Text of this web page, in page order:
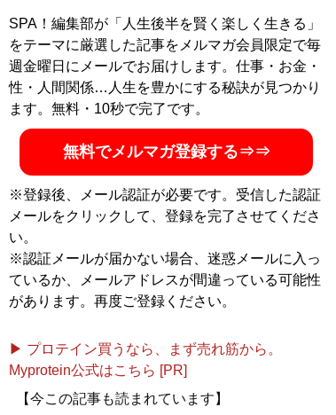
SPA！編集部が「人生後半を賢く楽しく生きる」
をテーマに厳選した記事をメルマガ会員限定で毎
週金曜日にメールでお届けします。仕事・お金・
性・人間関係…人生を豊かにする秘訣が見つかり
ます。無料・10秒で完了です。
無料でメルマガ登録する⇒⇒
※登録後、メール認証が必要です。受信した認証
メールをクリックして、登録を完了させてくださ
い。
※認証メールが届かない場合、迷惑メールに入っ
ているか、メールアドレスが間違っている可能性
があります。再度ご登録ください。
▶ プロテイン買うなら、まず売れ筋から。
Myprotein公式はこちら [PR]
【今この記事も読まれています】